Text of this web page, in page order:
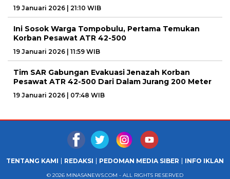
19 Januari 2026 | 21:10 WIB
Ini Sosok Warga Tompobulu, Pertama Temukan
Korban Pesawat ATR 42-500
19 Januari 2026 | 11:59 WIB
Tim SAR Gabungan Evakuasi Jenazah Korban
Pesawat ATR 42-500 Dari Dalam Jurang 200 Meter
19 Januari 2026 | 07:48 WIB
TENTANG KAMI REDAKSI PEDOMAN MEDIA SIBER INFO IKLAN
© 2026 MINASANEWS.COM - ALL RIGHTS RESERVED